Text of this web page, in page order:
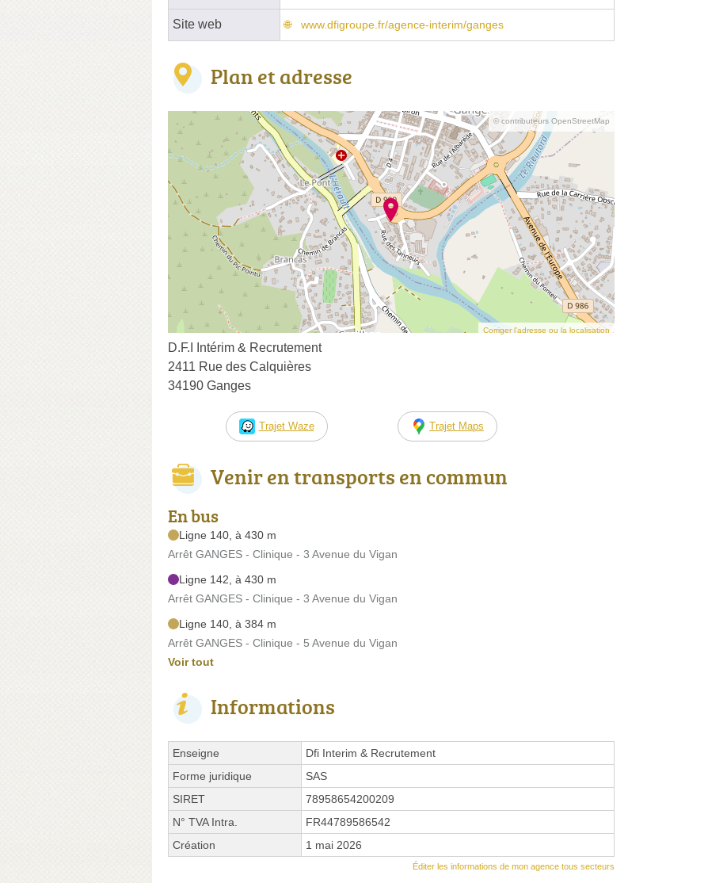
Site web www.dfigroupe.fr/agence-interim/ganges
Plan et adresse
© contributeurs OpenStreetMap
Corriger l’adresse ou la localisation
D.F.I Intérim & Recrutement
2411 Rue des Calquières
34190 Ganges
Trajet Waze Trajet Maps
Venir en transports en commun
En bus
Ligne 140, à 430 m
Arrêt GANGES - Clinique - 3 Avenue du Vigan
Ligne 142, à 430 m
Arrêt GANGES - Clinique - 3 Avenue du Vigan
Ligne 140, à 384 m
Arrêt GANGES - Clinique - 5 Avenue du Vigan
Voir tout
Informations
Enseigne
Dfi Interim & Recrutement
Forme juridique
SAS
SIRET
78958654200209
N° TVA Intra.
FR44789586542
Création
1 mai 2026
Éditer les informations de mon agence tous secteurs